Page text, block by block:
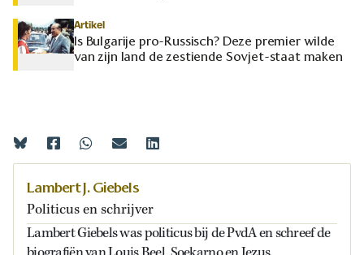
Artikel
Is Bulgarije pro-Russisch? Deze premier wilde
van zijn land de zestiende Sovjet-staat maken
Lambert J. Giebels
Politicus en schrijver
Lambert Giebels was politicus bij de PvdA en schreef de